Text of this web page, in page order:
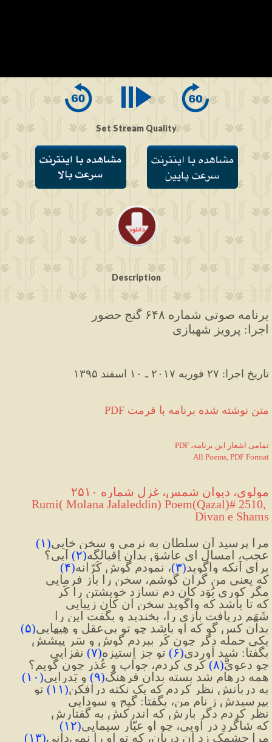
of
Set Stream Quality
Description
برنامه صوتی شماره ۶۴۸ گنج حضور
اجرا: پرویز شهبازی
۱۳۹۵ تاریخ اجرا: ۲۷ فوریه ۲۰۱۷ ـ ۱۰ اسفند
PDF متن نوشته شده برنامه با فرمت
PDF ،تمامی اشعار این برنامه
All Poems, PDF Format
مولوی، دیوان شمس، غزل شماره ۲۵۱۰
Rumi( Molana Jalaleddin) Poem(Qazal)# 2510,
Divan e Shams
مرا پرسید آن سلطان به نرمی و سخن خایی(۱)
عجب، امسال ای عاشق بدان اِقبالگَه(۲) آیی؟
برای آنکه واگوید(۳)، نمودم گوش کَرّانه(۴)
که یعنی من گران گوشم، سخن را باز فرمایی
مگر کوری بُوَد کان دم نسازد خویشتن را کَر
که تا باشد که واگوید سخن آن کانِ زیبایی
شَهَم دریافت بازی را، بخندید و بگفت این را
بدان کس گو که او باشد چو تو بی‌عقل و هِیهایی
(۵)
یکی حمله دگر چون کَر ببردم گوش و سَر پیشش
بگفتا: شید آوردی(۶) تو جز اِستیزه(۷) نفزایی
چو دعویِّ(۸) کَری کردم، جواب و عُذر چون گویم؟
همه درهام شد بسته بدان فرهنگ(۹) و بَدرایی(۱۰)
به دربانش نظر کردم که یک نکته درافکن(۱۱) تو
بپرسیدش ز نام من، بگفتا: گیج و سودایی
نظر کردم دگر بارش که اندرکش به گفتارش
که شاگردِ درِ اویی، چو او عیّار سیمایی(۱۲)
مرا چشمک زد آن دربان، که تو او را نمی‌دانی
(۱۳)